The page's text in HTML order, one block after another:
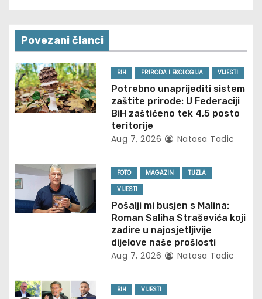
a
v
i
g
t
i
o
Povezani članci
BIH PRIRODA I EKOLOGIJA VIJESTI
Potrebno unaprijediti sistem
zaštite prirode: U Federaciji
BiH zaštićeno tek 4,5 posto
teritorije
Aug 7, 2026 Natasa Tadic
FOTO MAGAZIN
TUZLA
VIJESTI
Pošalji mi busjen s Malina:
Roman Saliha Straševića koji
zadire u najosjetljivije
dijelove naše prošlosti
Aug 7, 2026 Natasa Tadic
BIH VIJESTI